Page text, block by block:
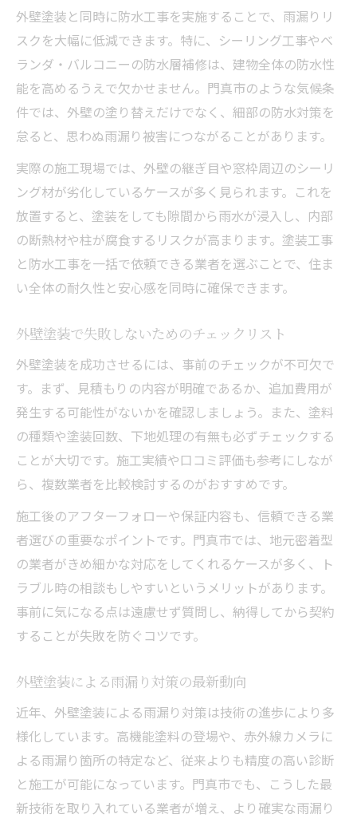
外壁塗装と同時に防水工事を実施することで、雨漏りリ
スクを大幅に低減できます。特に、シーリング工事やベ
ランダ・バルコニーの防水層補修は、建物全体の防水性
能を高めるうえで欠かせません。門真市のような気候条
件では、外壁の塗り替えだけでなく、細部の防水対策を
怠ると、思わぬ雨漏り被害につながることがあります。
実際の施工現場では、外壁の継ぎ目や窓枠周辺のシーリ
ング材が劣化しているケースが多く見られます。これを
放置すると、塗装をしても隙間から雨水が浸入し、内部
の断熱材や柱が腐食するリスクが高まります。塗装工事
と防水工事を一括で依頼できる業者を選ぶことで、住ま
い全体の耐久性と安心感を同時に確保できます。
外壁塗装で失敗しないためのチェックリスト
外壁塗装を成功させるには、事前のチェックが不可欠で
す。まず、見積もりの内容が明確であるか、追加費用が
発生する可能性がないかを確認しましょう。また、塗料
の種類や塗装回数、下地処理の有無も必ずチェックする
ことが大切です。施工実績や口コミ評価も参考にしなが
ら、複数業者を比較検討するのがおすすめです。
施工後のアフターフォローや保証内容も、信頼できる業
者選びの重要なポイントです。門真市では、地元密着型
の業者がきめ細かな対応をしてくれるケースが多く、ト
ラブル時の相談もしやすいというメリットがあります。
事前に気になる点は遠慮せず質問し、納得してから契約
することが失敗を防ぐコツです。
外壁塗装による雨漏り対策の最新動向
近年、外壁塗装による雨漏り対策は技術の進歩により多
様化しています。高機能塗料の登場や、赤外線カメラに
よる雨漏り箇所の特定など、従来よりも精度の高い診断
と施工が可能になっています。門真市でも、こうした最
新技術を取り入れている業者が増え、より確実な雨漏り